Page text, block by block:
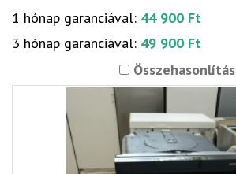
1 hónap garanciával: 44 900 Ft
3 hónap garanciával: 49 900 Ft
Összehasonlítás